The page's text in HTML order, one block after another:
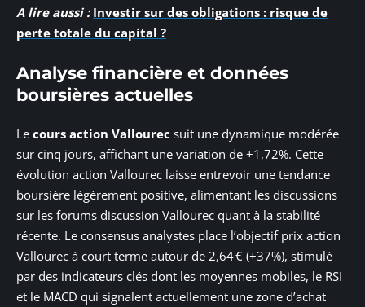
A lire aussi : Investir sur des obligations : risque de
perte totale du capital ?
Analyse financière et données
boursières actuelles
Le cours action Vallourec suit une dynamique modérée
sur cinq jours, affichant une variation de +1,72%. Cette
évolution action Vallourec laisse entrevoir une tendance
boursière légèrement positive, alimentant les discussions
sur les forums discussion Vallourec quant à la stabilité
récente. Le consensus analystes place l’objectif prix action
Vallourec à court terme autour de 2,64 € (+37%), stimulé
par des indicateurs clés dont les moyennes mobiles, le RSI
et le MACD qui signalent actuellement une zone d’achat